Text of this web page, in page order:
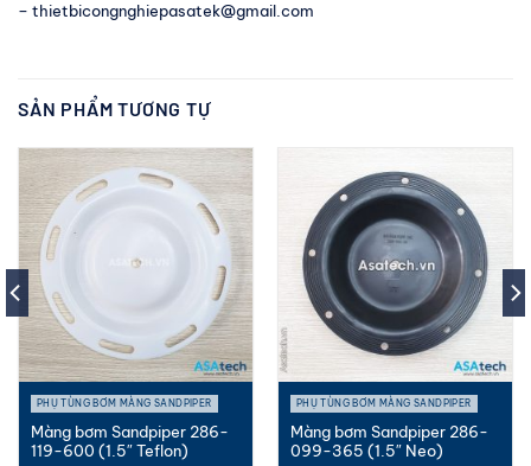
– thietbicongnghiepasatek@gmail.com
SẢN PHẨM TƯƠNG TỰ
PHỤ TÙNG BƠM MÀNG SANDPIPER
Màng bơm Sandpiper 286-
119-600 (1.5″ Teflon)
PHỤ TÙNG BƠM MÀNG SANDPIPER
Màng bơm Sandpiper 286-
099-365 (1.5″ Neo)